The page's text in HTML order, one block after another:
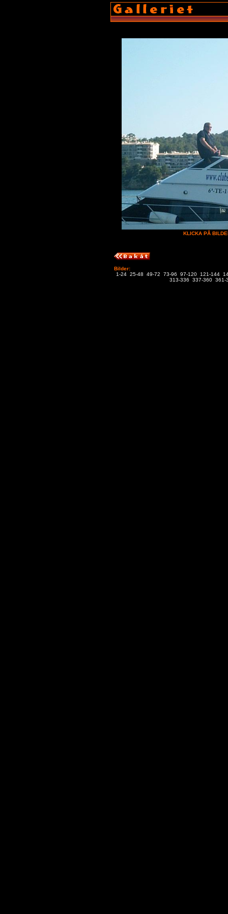
KLICKA PÅ
Bilder:
1-24 25-48 49-72 73-96 97-120 121-144
313-336
337-360 361-